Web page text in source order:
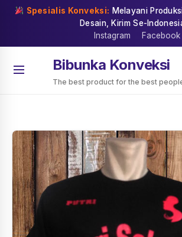
Skip
Spesialis Konveksi: Melayani
Desain, Kirim Se-
Instagram
Facebook
Bibunka Konveksi
The best product for the best